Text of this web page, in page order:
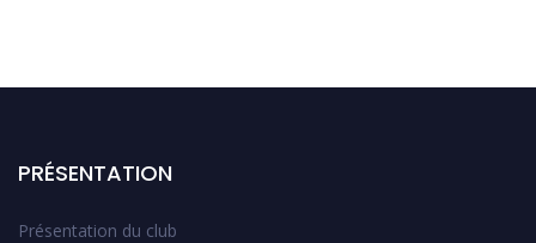
PRÉSENTATION
Présentation du club